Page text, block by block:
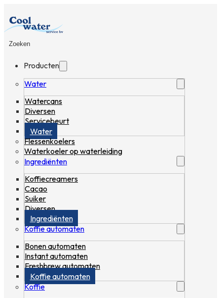
Zoeken
Producten
Water
Watercans
Diversen
Servicebeurt
Water
Flessenkoelers
Waterkoeler op waterleiding
Ingrediënten
Koffiecreamers
Cacao
Suiker
Diversen
Ingrediënten
Koffie automaten
Bonen automaten
Instant automaten
Freshbrew automaten
Koffie automaten
Koffie